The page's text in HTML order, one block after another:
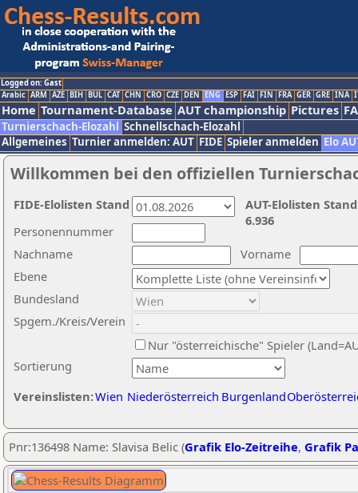
Logged on: Gast
Arabic ARM AZE BIH BUL CAT CHN CRO CZE DEN ENG ESP FAI FIN FRA GER GRE INA
Home Tournament-Database AUT championship Pictures
Turnierschach-Elozahl Schnellschach-Elozahl
Allgemeines Turnier anmelden: AUT FIDE Spieler anmelden Elo
Willkommen bei den offiziellen
Nachname
Vorname
Ebene
Sortierung
Personennummer
Bundesland
Spgem./Kreis/Verein
Nur "österreichische" Spieler
Vereinslisten:Wien Niederösterreich Burgenland
AUT-Elolisten
6.936
FIDE-Elolisten Stand
Pnr:136498 Name: Slavisa Belic (Grafik Elo-Zeitreihe, Grafik